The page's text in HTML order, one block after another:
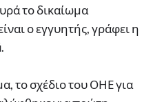
το δικαίωμα
ο εγγυητής, γράφει η
το σχέδιο του ΟΗΕ για